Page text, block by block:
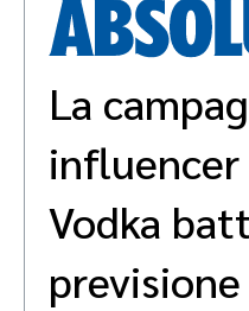
Discover & Recruit
Track
Protect &
Scopri, gestisci e misura le
Advocate
Influencer Marketing
Partnership mobile
Business Development
Analisi e attribuzione
Affiliati
App
Content publisher
Premium publisher
Agenzie partner
Partner tecnologici
Programma di referral
Storie di successo
Partnerships
Partnerships
Carriere
Sostenibilità
日本語
Deutsch
English
La
Vodka
previsione